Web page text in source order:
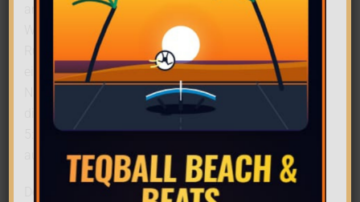
antworteten mit Tor Nummer 4 und 5. Die
Winterthurer waren erneut mit zwei Toren im
Rückstand. Im letzten Drittel hiess es Angriff. Durch
einen Freistoss von Fabian Giger und einem guten
Nachsetzen vom Captain Samuel Grossmann wurde
die Partie wieder ausgeglichen. Das Schlussresultat
5:5. Somit gingen die 1. Mannschaft mit einem Punkt
aus Spiez nach Hause.
Den Schlusspunkt für die Panthers an diesem